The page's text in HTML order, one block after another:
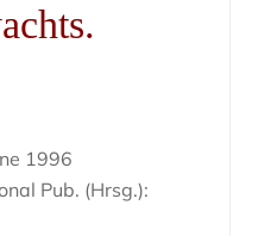
1996
Pub. (Hrsg.):